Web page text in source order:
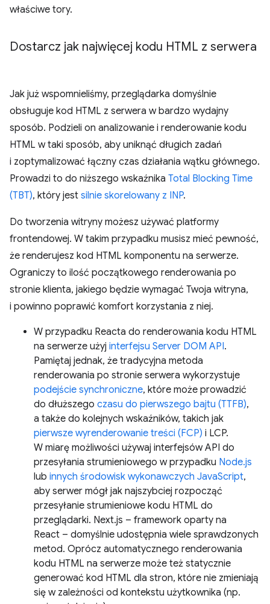
właściwe tory.
Dostarcz jak najwięcej kodu HTML z serwera
Jak już wspomnieliśmy, przeglądarka domyślnie
obsługuje kod HTML z serwera w bardzo wydajny
sposób. Podzieli on analizowanie i renderowanie kodu
HTML w taki sposób, aby uniknąć długich zadań
i zoptymalizować łączny czas działania wątku głównego.
Prowadzi to do niższego wskaźnika Total Blocking Time
(TBT), który jest silnie skorelowany z INP.
Do tworzenia witryny możesz używać platformy
frontendowej. W takim przypadku musisz mieć pewność,
że renderujesz kod HTML komponentu na serwerze.
Ograniczy to ilość początkowego renderowania po
stronie klienta, jakiego będzie wymagać Twoja witryna,
i powinno poprawić komfort korzystania z niej.
W przypadku Reacta do renderowania kodu HTML
na serwerze użyj interfejsu Server DOM API.
Pamiętaj jednak, że tradycyjna metoda
renderowania po stronie serwera wykorzystuje
podejście synchroniczne, które może prowadzić
do dłuższego czasu do pierwszego bajtu (TTFB),
a także do kolejnych wskaźników, takich jak
pierwsze wyrenderowanie treści (FCP) i LCP.
W miarę możliwości używaj interfejsów API do
przesyłania strumieniowego w przypadku Node.js
lub innych środowisk wykonawczych JavaScript,
aby serwer mógł jak najszybciej rozpocząć
przesyłanie strumieniowe kodu HTML do
przeglądarki. Next.js – framework oparty na
React – domyślnie udostępnia wiele sprawdzonych
metod. Oprócz automatycznego renderowania
kodu HTML na serwerze może też statycznie
generować kod HTML dla stron, które nie zmieniają
się w zależności od kontekstu użytkownika (np.